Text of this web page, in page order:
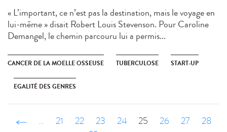
« L’important, ce n’est pas la destination, mais le voyage en
lui-même » disait Robert Louis Stevenson. Pour Caroline
Demangel, le chemin parcouru lui a permis...
CANCER DE LA MOELLE OSSEUSE TUBERCULOSE START-UP
EGALITÉ DES GENRES
‹ précédent
… 21 22 23 24 25 26 27
28